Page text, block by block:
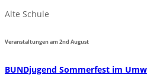
Alte Schule
Veranstaltungen am2nd August
BUNDjugend Sommerfest im